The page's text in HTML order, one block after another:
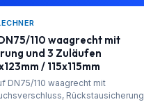
110 waagrecht mit
und 3 Zuläufen
/ 115x115mm
DN75/110 waagrecht mit
Rückstausicherung